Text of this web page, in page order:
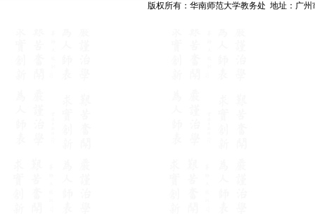
版权所有：华南师范大学教务处 地址：广